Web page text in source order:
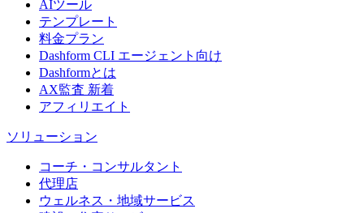
AIツール
テンプレート
料金プラン
Dashform CLI エージェント向け
Dashformとは
AX監査 新着
アフィリエイト
ソリューション
コーチ・コンサルタント
代理店
ウェルネス・地域サービス